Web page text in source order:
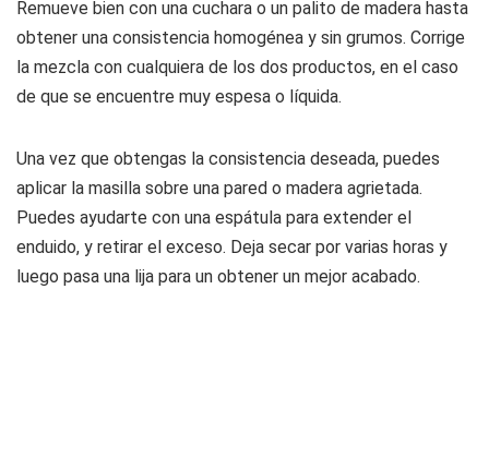
Remueve bien con una cuchara o un palito de madera hasta
obtener una consistencia homogénea y sin grumos. Corrige
la mezcla con cualquiera de los dos productos, en el caso
de que se encuentre muy espesa o líquida.
Una vez que obtengas la consistencia deseada, puedes
aplicar la masilla sobre una pared o madera agrietada.
Puedes ayudarte con una espátula para extender el
enduido, y retirar el exceso. Deja secar por varias horas y
luego pasa una lija para un obtener un mejor acabado.